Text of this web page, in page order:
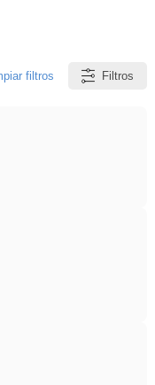
filtros Filtros